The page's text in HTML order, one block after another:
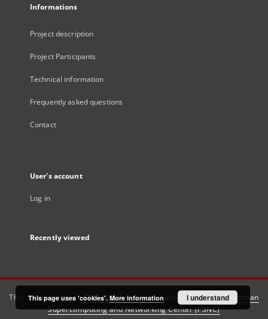
Informations
Project description
Project Participants
Technical information
Frequently asked questions
Contact
User's account
Log in
Recently viewed
This service runs onDInGO dLibra 6.3.21software created by
Poznan
Supercomputing and Networking Center (PSNC)
This page uses 'cookies'. More information I understand